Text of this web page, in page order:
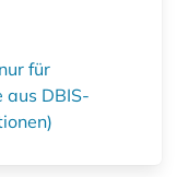
für
DBIS-